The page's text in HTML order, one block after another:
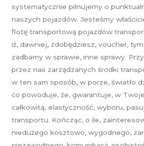
systematycznie pilnujemy o
naszych pojazdów. Jesteśmy
flotę transportową pojazdów
iż, dawniej, zdobędziesz, voucher,
zadbamy w sprawie, inne sprawy.
przez nas zarządzanych środki
w ten sam sposób, w porze, światło
co powoduje, że, gwarantuje, w
całkowitą, elastyczność, wyboru,
transportu. Kończąc, o ile,
niedużego kosztowo, wygodnego,